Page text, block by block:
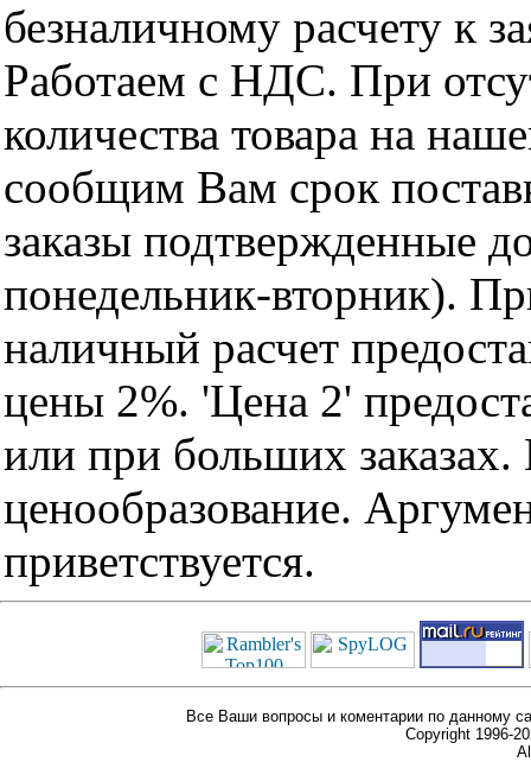
безналичному расчету к
Работаем с НДС. При
количества товара на
сообщим Вам срок
заказы подтвержденные
понедельник-вторник).
наличный расчет
цены 2%. 'Цена 2'
или при больших
ценообразование.
приветствуется.
Все Ваши вопросы и коментарии по данному
Copyright 1996-